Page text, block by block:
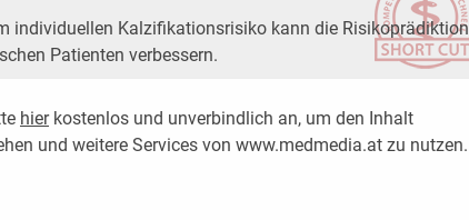
individuellen Kalzifikationsrisiko kann die Risikoprädiktion
Patienten verbessern.
hierkostenlos und unverbindlich an, um den Inhalt
und weitere Services von www.medmedia.at zu nutzen.